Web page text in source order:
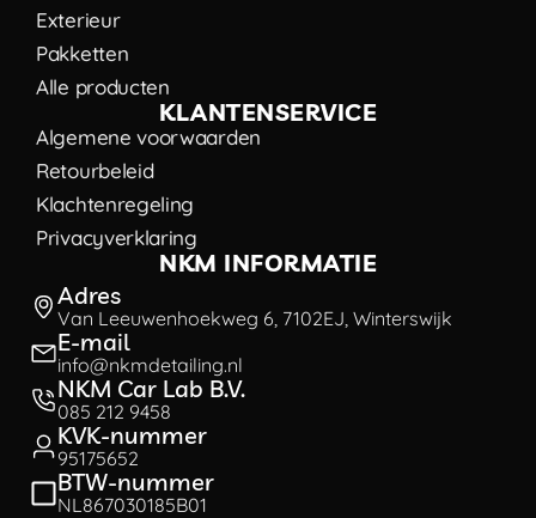
Exterieur
Pakketten
Alle producten
KLANTENSERVICE
Algemene voorwaarden
Retourbeleid
Klachtenregeling
Privacyverklaring
NKM INFORMATIE
Adres
Van Leeuwenhoekweg 6, 7102EJ, Winterswijk
E-mail
info@nkmdetailing.nl
NKM Car Lab B.V.
085 212 9458
KVK-nummer
95175652
BTW-nummer
NL867030185B01